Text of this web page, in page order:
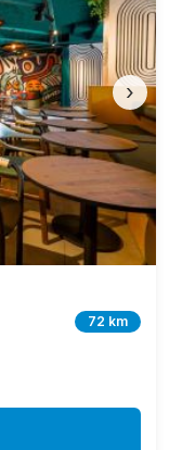
›
72 km